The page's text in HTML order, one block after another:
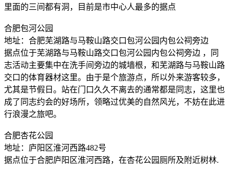
里面的三间都有洞，目前是市中心人最多的据点
合肥包河公园
地址：合肥芜湖路与马鞍山路交口包河公园内包公祠旁边
据点位于芜湖路与马鞍山路交口包河公园内包公祠旁边 ，同
志活动主要集中在洗手间旁边的城墙根，和芜湖路与马鞍山路
交口的体育器材这里。由于是个旅游点，所以外来游客较多，
尤其是节假日。站在门口久久不离去的通常都是同志，这里也
成了同志约会的好场所，领略过优美的自然风光，不妨在此进
行浪漫之旅吧。
合肥杏花公园
地址：庐阳区淮河西路482号
据点位于合肥庐阳区淮河西路，在杏花公园厕所及附近树林.